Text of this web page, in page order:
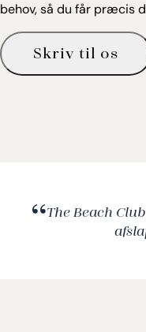
behov, så du får præcis
Skriv til os
The Beach